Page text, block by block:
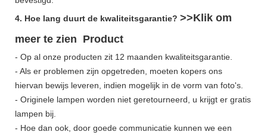
4. Hoe lang duurt de kwaliteitsgarantie? >>Klik om
meer te zien Product
- Op al onze producten zit 12 maanden kwaliteitsgarantie.
- Als er problemen zijn opgetreden, moeten kopers ons
hiervan bewijs leveren, indien mogelijk in de vorm van foto's.
- Originele lampen worden niet geretourneerd, u krijgt er gratis
lampen bij.
- Hoe dan ook, door goede communicatie kunnen we een